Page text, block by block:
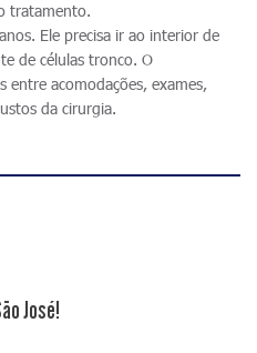
tratamento.
Ele precisa ir ao interior de
de células tronco. O
entre acomodações, exames,
da cirurgia.
José!